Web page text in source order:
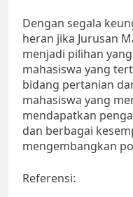
Dengan segala
heran jika Jurusan
menjadi pilihan
mahasiswa yang
bidang pertanian
mahasiswa yang
mendapatkan
dan berbagai
mengembangkan
Referensi: